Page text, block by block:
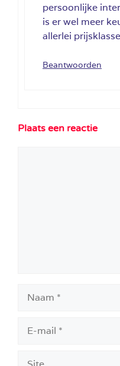
persoonlijke
is er wel meer
allerlei
Beantwoorden
Plaats een reactie
mail